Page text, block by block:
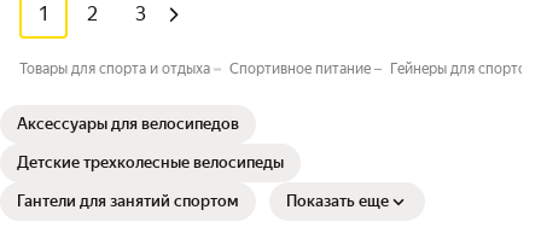
1 2 3
Товары для спорта и отдыха Спортивное питание Гейнеры для
Аксессуары для велосипедов
Детские трехколесные велосипеды
Гантели для занятий спортом Показать еще